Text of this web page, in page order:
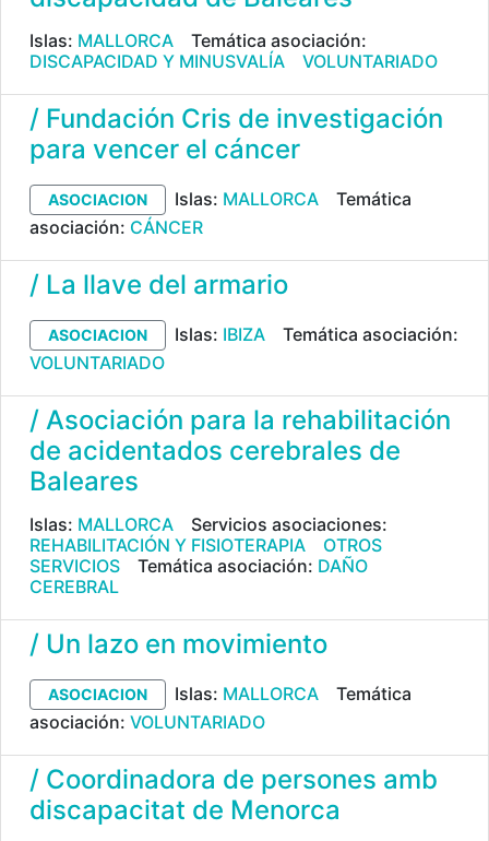
Islas: MALLORCA
Temática asociación:
DISCAPACIDAD Y MINUSVALÍA
VOLUNTARIADO
/ Fundación Cris de investigación
para vencer el cáncer
ASOCIACION Islas: MALLORCA
Temática
asociación: CÁNCER
/ La llave del armario
ASOCIACION Islas: IBIZA
Temática asociación:
VOLUNTARIADO
/ Asociación para la rehabilitación
de acidentados cerebrales de
Baleares
Islas: MALLORCA
Servicios asociaciones:
REHABILITACIÓN Y FISIOTERAPIA
OTROS
SERVICIOS
Temática asociación: DAÑO
CEREBRAL
/ Un lazo en movimiento
ASOCIACION Islas: MALLORCA
Temática
asociación: VOLUNTARIADO
/ Coordinadora de persones amb
discapacitat de Menorca